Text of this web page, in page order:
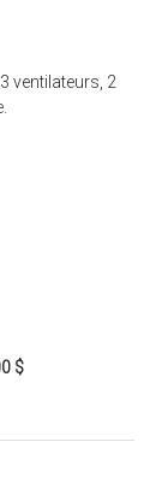
ventilateurs, 2
$